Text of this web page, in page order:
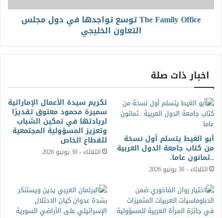
The Family Office توسع تواجدها في دول مجلس
التعاون الخليجي
اخبار ذات صلة
أبو الغيط يتسلم أول نسخة
من كتاب جامعة الدول العربية
..ثمانون عاما.
الثلاثاء - 30 يونيو 2026
تكريم سيدة الأعمال الإماراتية
سميرة محمود معتوق تقديرًا
لريادتها في تمكين الشباب
وتعزيز المسؤولية المجتمعية
للقطاع الخاص
الثلاثاء - 30 يونيو 2026